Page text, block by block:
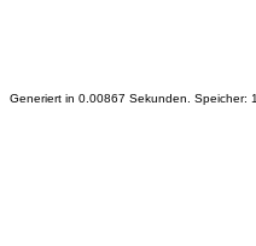
Generiert in 0.00867 Sekunden. Speicher: